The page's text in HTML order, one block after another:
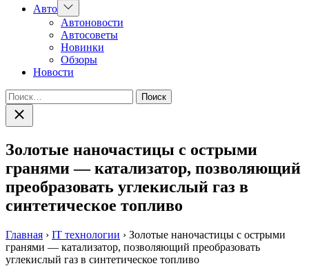
Авто Показать
подменю
Автоновости
Автосоветы
Новинки
Обзоры
Новости
Найти:
Закрыть
поиск
Золотые наночастицы с острыми
гранями — катализатор, позволяющий
преобразовать углекислый газ в
синтетическое топливо
Главная › IT технологии › Золотые наночастицы с острыми
гранями — катализатор, позволяющий преобразовать
углекислый газ в синтетическое топливо